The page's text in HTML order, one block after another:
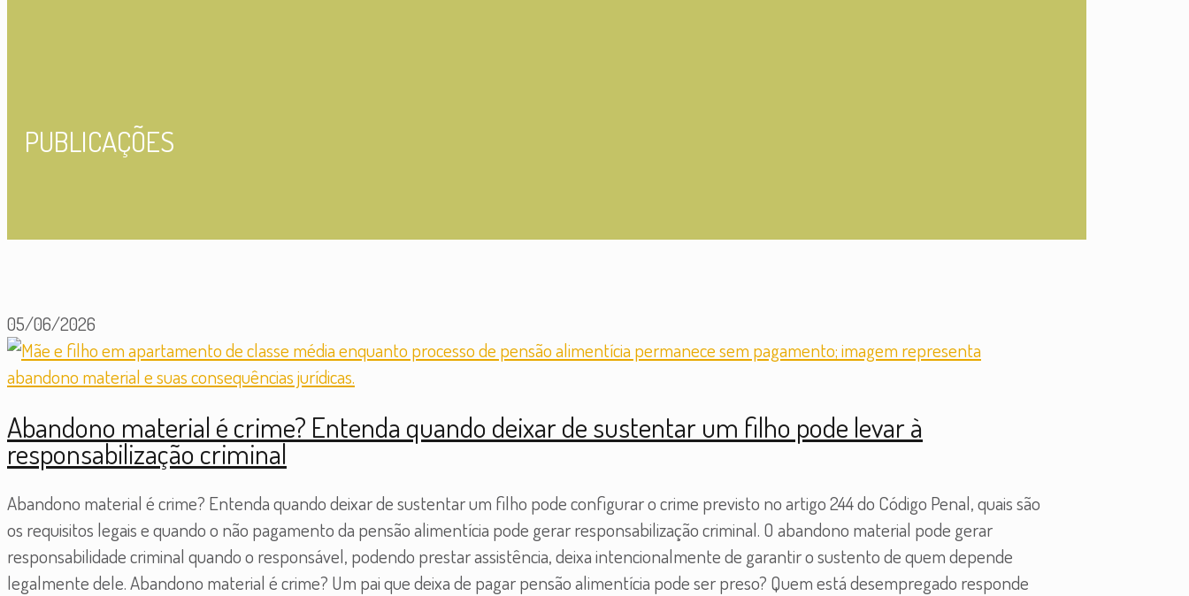
PUBLICAÇÕES
05/06/2026
Abandono material é crime? Entenda quando deixar de sustentar um filho pode levar à
responsabilização criminal
Abandono material é crime? Entenda quando deixar de sustentar um filho pode configurar o crime previsto no artigo 244 do Código Penal, quais são
os requisitos legais e quando o não pagamento da pensão alimentícia pode gerar responsabilização criminal. O abandono material pode gerar
responsabilidade criminal quando o responsável, podendo prestar assistência, deixa intencionalmente de garantir o sustento de quem depende
legalmente dele. Abandono material é crime? Um pai que deixa de pagar pensão alimentícia pode ser preso? Quem está desempregado responde